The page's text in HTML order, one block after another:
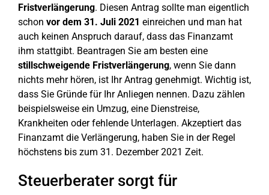
Fristverlängerung. Diesen Antrag sollte man eigentlich
schon vor dem 31. Juli 2021 einreichen und man hat
auch keinen Anspruch darauf, dass das Finanzamt
ihm stattgibt. Beantragen Sie am besten eine
stillschweigende Fristverlängerung, wenn Sie dann
nichts mehr hören, ist Ihr Antrag genehmigt. Wichtig ist,
dass Sie Gründe für Ihr Anliegen nennen. Dazu zählen
beispielsweise ein Umzug, eine Dienstreise,
Krankheiten oder fehlende Unterlagen. Akzeptiert das
Finanzamt die Verlängerung, haben Sie in der Regel
höchstens bis zum 31. Dezember 2021 Zeit.
Steuerberater sorgt für